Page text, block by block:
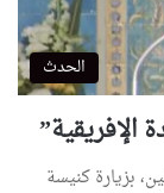
الحدث
الإفريقية”
بزيارة كنيسة